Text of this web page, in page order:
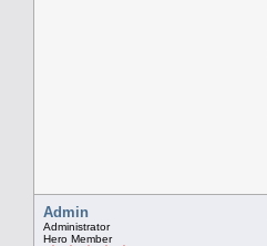
Admin
Administrator
Hero Member